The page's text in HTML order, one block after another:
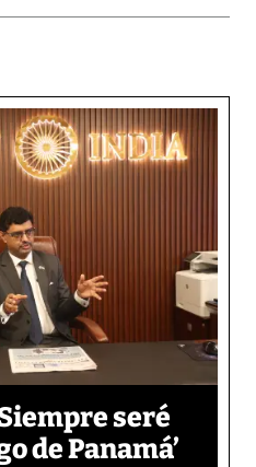
seré
de Panamá’